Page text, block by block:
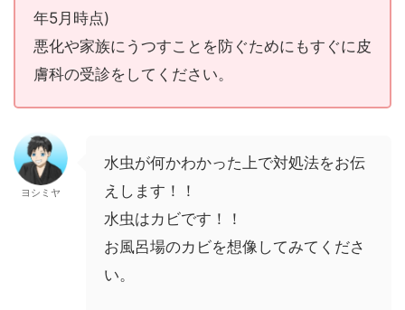
年5月時点)
悪化や家族にうつすことを防ぐためにもすぐに皮
膚科の受診をしてください。
ヨシミヤ
水虫が何かわかった上で対処法をお伝
えします！！
水虫はカビです！！
お風呂場のカビを想像してみてくださ
い。